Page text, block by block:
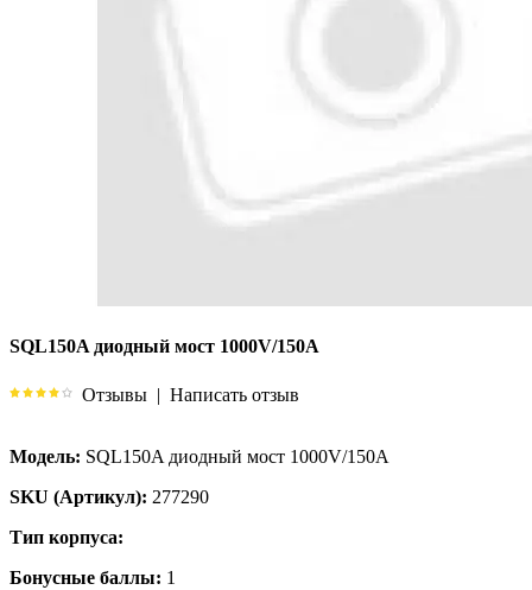
SQL150A диодный мост 1000V/150A
Отзывы | Написать отзыв
Модель: SQL150A диодный мост 1000V/150A
SKU (Артикул): 277290
Тип корпуса:
Бонусные баллы: 1